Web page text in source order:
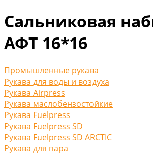
Сальниковая
АФТ 16*16
Промышленные рукава
Рукава для воды и воздуха
Рукава Airpress
Рукава маслобензостойкие
Рукава Fuelpress
Рукава Fuelpress SD
Рукава Fuelpress SD ARCTIC
Рукава для пара